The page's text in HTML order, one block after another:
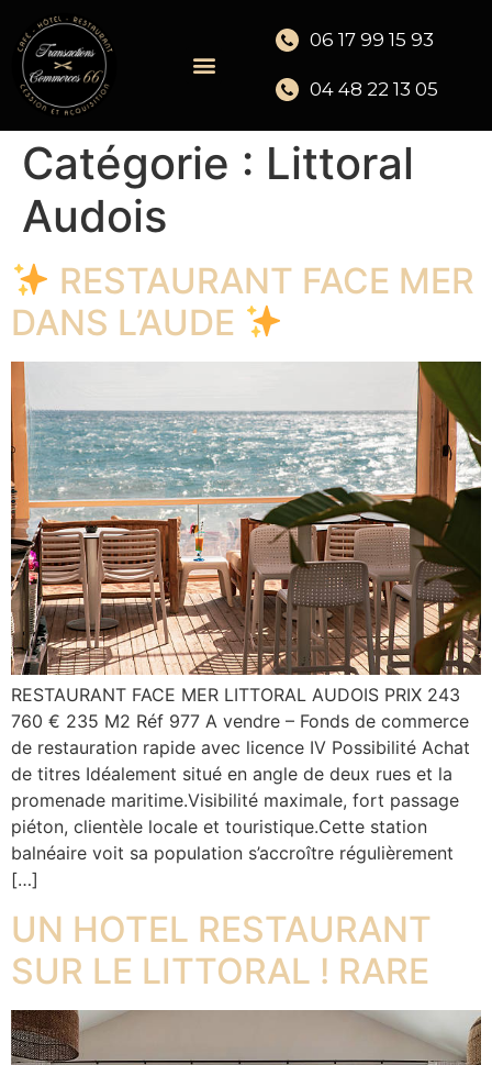
06 17 99 15 93
04 48 22 13 05
Catégorie : Littoral
Audois
RESTAURANT FACE MER
DANS L’AUDE
RESTAURANT FACE MER LITTORAL AUDOIS PRIX 243
760 € 235 M2 Réf 977 A vendre – Fonds de commerce
de restauration rapide avec licence IV Possibilité Achat
de titres Idéalement situé en angle de deux rues et la
promenade maritime.Visibilité maximale, fort passage
piéton, clientèle locale et touristique.Cette station
balnéaire voit sa population s’accroître régulièrement
[…]
UN HOTEL RESTAURANT
SUR LE LITTORAL ! RARE